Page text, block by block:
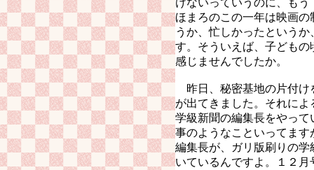
けないっていうのに、も
ほまろのこの一年は映画
うか、忙しかったという
す。そういえば、子ども
感じませんでしたか。
昨日、秘密基地の片付け
が出てきました。それに
学級新聞の編集長をやっ
事のようなこといってま
編集長が、ガリ版刷りの
いているんですよ。１２